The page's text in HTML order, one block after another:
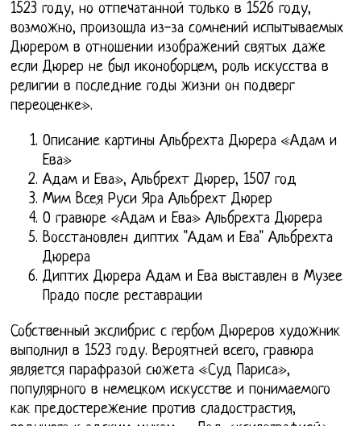
1523 году, но отпечатанной только в 1526 году,
возможно, произошла из-за сомнений испытываемых
Дюрером в отношении изображений святых даже
если Дюрер не был иконоборцем, роль искусства в
религии в последние годы жизни он подверг
переоценке».
Описание картины Альбрехта Дюрера «Адам и
Ева»
Адам и Ева», Альбрехт Дюрер, 1507 год
Мим Всея Руси Яра Альбрехт Дюрер
О гравюре «Адам и Ева» Альбрехта Дюрера
Восстановлен диптих "Адам и Ева" Альбрехта
Дюрера
Диптих Дюрера Адам и Ева выставлен в Музее
Прадо после реставрации
Собственный экслибрис с гербом Дюреров художник
выполнил в 1523 году. Вероятней всего, гравюра
является парафразой сюжета «Суд Париса»,
популярного в немецком искусстве и понимаемого
как предостережение против сладострастия,